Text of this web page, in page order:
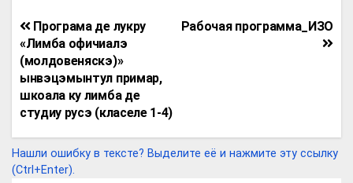
py
Li
n
k
er e
gr
a
m
at
s
p
p
ce
n
o
ni
ki
п
т
ь
Навигация
по
записям
Рабочая программа_ИЗО
Програма де лукру
«Лимба офичиалэ
(молдовеняскэ)»
ынвэцэмынтул примар,
шкоала ку лимба де
студиу русэ (класеле 1-4)
Нашли ошибку в тексте? Выделите её и нажмите эту ссылку
(Ctrl+Enter).